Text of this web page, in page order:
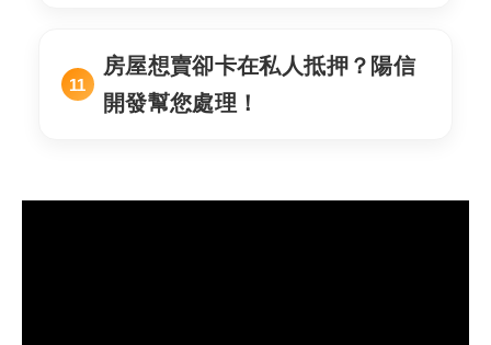
房屋想賣卻卡在私人抵押？陽信
開發幫您處理！